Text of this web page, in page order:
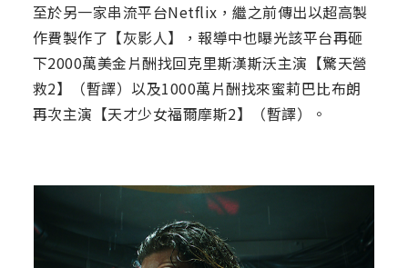
至於另一家串流平台Netflix，繼之前傳出以超高製
作費製作了【灰影人】，報導中也曝光該平台再砸
下2000萬美金片酬找回克里斯漢斯沃主演【驚天營
救2】（暫譯）以及1000萬片酬找來蜜莉巴比布朗
再次主演【天才少女福爾摩斯2】（暫譯）。